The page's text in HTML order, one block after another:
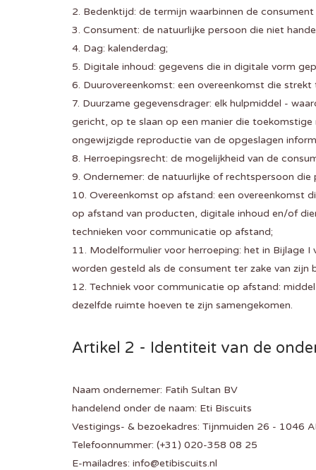
2. Bedenktijd: de termijn waarbinnen de
3. Consument: de natuurlijke persoon die niet
4. Dag: kalenderdag;
5. Digitale inhoud: gegevens die in digitale vorm
6. Duurovereenkomst: een overeenkomst die
7. Duurzame gegevensdrager: elk hulpmiddel -
gericht, op te slaan op een manier die
ongewijzigde reproductie van de opgeslagen
8. Herroepingsrecht: de mogelijkheid van de
9. Ondernemer: de natuurlijke of rechtspersoon
10. Overeenkomst op afstand: een overeenkomst
op afstand van producten, digitale inhoud en/of
technieken voor communicatie op afstand;
11. Modelformulier voor herroeping: het in Bijlage
worden gesteld als de consument ter zake van zijn
12. Techniek voor communicatie op afstand:
dezelfde ruimte hoeven te zijn samengekomen.
Artikel 2 - Identiteit van de
Naam ondernemer: Fatih Sultan BV
handelend onder de naam: Eti Biscuits
Vestigings- & bezoekadres: Tijnmuiden 26 - 1046
Telefoonnummer: (+31) 020-358 08 25
E-mailadres: info@etibiscuits.nl